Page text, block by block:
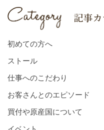
初めての方へ
ストール
仕事へのこだわり
お客さんとのエピソード
買付や原産国について